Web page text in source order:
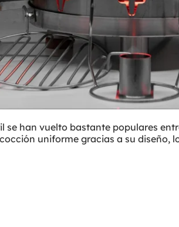
se han vuelto bastante populares
uniforme gracias a su diseño,